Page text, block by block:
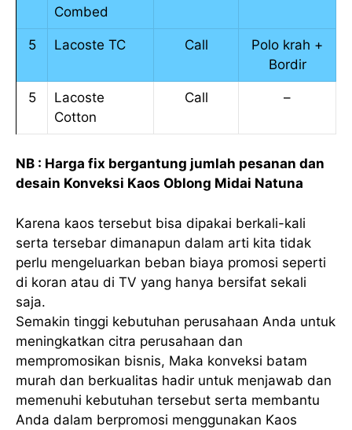
Combed
5 Lacoste TC Call
Polo krah +
Bordir
5
Lacoste
Cotton
Call –
NB : Harga fix bergantung jumlah pesanan dan
desain Konveksi Kaos Oblong Midai Natuna
Karena kaos tersebut bisa dipakai berkali-kali
serta tersebar dimanapun dalam arti kita tidak
perlu mengeluarkan beban biaya promosi seperti
di koran atau di TV yang hanya bersifat sekali
saja.
Semakin tinggi kebutuhan perusahaan Anda untuk
meningkatkan citra perusahaan dan
mempromosikan bisnis, Maka konveksi batam
murah dan berkualitas hadir untuk menjawab dan
memenuhi kebutuhan tersebut serta membantu
Anda dalam berpromosi menggunakan Kaos